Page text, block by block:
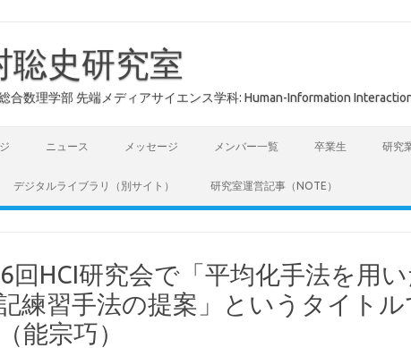
聡史研究室
合数理学部 先端メディアサイエンス学科: Human-Information
ニュース メッセージ メンバー一覧 卒業生 研究
デジタルライブラリ（別サイト） 研究室運営記事（NOTE）
回HCI研究会で「平均化手法を用
練習手法の提案」というタイトル
能宗巧）